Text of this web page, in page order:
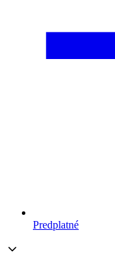
Predplatné